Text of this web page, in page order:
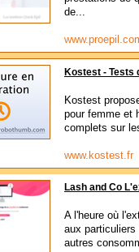
de...
Kostest - Tests
Kostest
pour femme et
complets sur
www.kostest.fr
Lash and Co
A l'heure où
aux
autres